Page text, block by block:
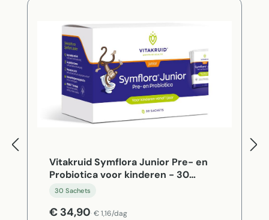
Vitakruid Symflora Junior Pre- en
Probiotica voor kinderen - 30
Sachets
30 Sachets
€ 34,90 € 1,16/dag